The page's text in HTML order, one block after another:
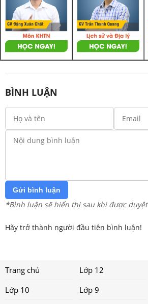
BÌNH LUẬN
Gửi bình luận
*Bình luận sẽ hiển thị sau khi được duyệt
Hãy trở thành người đầu tiên bình luận!
Trang chủ Lớp 12
Lớp 10
Lớp 9